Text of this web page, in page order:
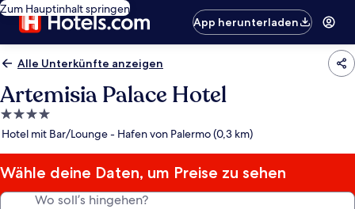
Zum Hauptinhalt springen
App herunterladen
Alle Unterkünfte anzeigen
Artemisia Palace Hotel
4.0-
Sterne-
Hotel mit Bar/Lounge - Hafen von Palermo (0,3 km)
Wähle deine Daten, um Preise zu sehen
Wo soll’s hingehen?